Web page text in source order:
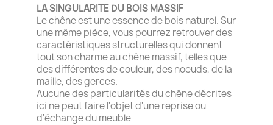
LA SINGULARITE DU BOIS MASSIF
Le chêne est une essence de bois naturel. Sur
une même pièce, vous pourrez retrouver des
caractéristiques structurelles qui donnent
tout son charme au chêne massif, telles que
des différentes de couleur, des noeuds, de la
maille, des gerces.
Aucune des particularités du chêne décrites
ici ne peut faire l'objet d'une reprise ou
d'échange du meuble